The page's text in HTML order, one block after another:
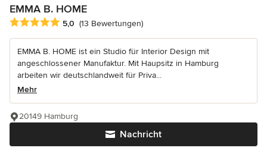
EMMA B. HOME
Durchschnittliche Bewertung: 5 von 5 Sternen
5,0 (13 Bewertungen)
EMMA B. HOME ist ein Studio für Interior Design mit
angeschlossener Manufaktur. Mit Haupsitz in Hamburg
arbeiten wir deutschlandweit für Priva...
Mehr
Nachricht
20149 Hamburg